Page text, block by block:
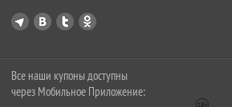
Все наши купоны доступны
через Мобильное Приложение: